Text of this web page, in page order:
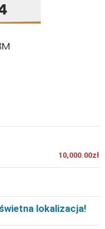
10,000.00zł
lokalizacja!